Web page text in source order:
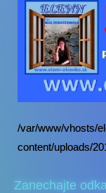
/var/www/vhosts/
content/uploads/
Zanechajte